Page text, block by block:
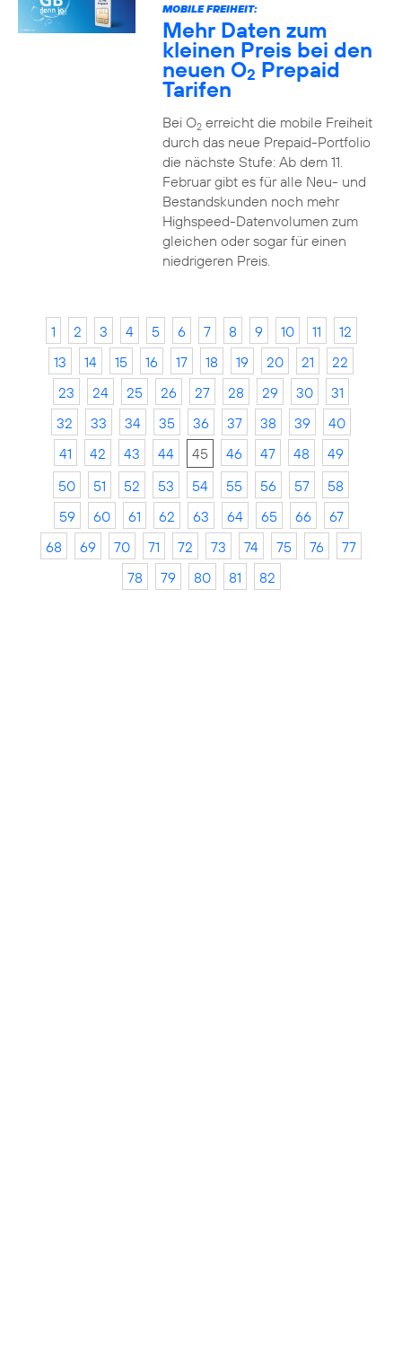
MOBILE FREIHEIT:
Mehr Daten zum
kleinen Preis bei den
neuen O2 Prepaid
Tarifen
Bei O2erreicht die mobile Freiheit
durch das neue Prepaid-Portfolio
die nächste Stufe: Ab dem 11.
Februar gibt es für alle Neu- und
Bestandskunden noch mehr
Highspeed-Datenvolumen zum
gleichen oder sogar für einen
niedrigeren Preis.
1 2 3 4 5 6 7 8 9 10 11
12
13
14 15 16 17 18 19 20 21
22
23
24 25 26 27 28 29 30
31
32
33 34 35 36 37 38 39
40
41
42 43 44 45 46 47 48
49
50
51 52 53 54 55 56 57
58
59
60 61 62 63 64 65 66
67
68
69 70 71 72 73 74 75 76
77
78
79 80 81 82